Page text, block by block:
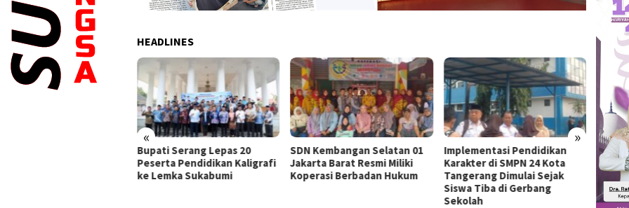
HEADLINES
« »
KONI Dilantik,
Serang Ratu Zakiyah
Bupati Serang Lepas 20
Peserta Pendidikan Kaligrafi
ke Lemka Sukabumi
SDN Kembangan Selatan 01
Jakarta Barat Resmi Miliki
Koperasi Berbadan Hukum
Implementasi Pendidikan
Karakter di SMPN 24 Kota
Tangerang Dimulai Sejak
Siswa Tiba di Gerbang
Sekolah